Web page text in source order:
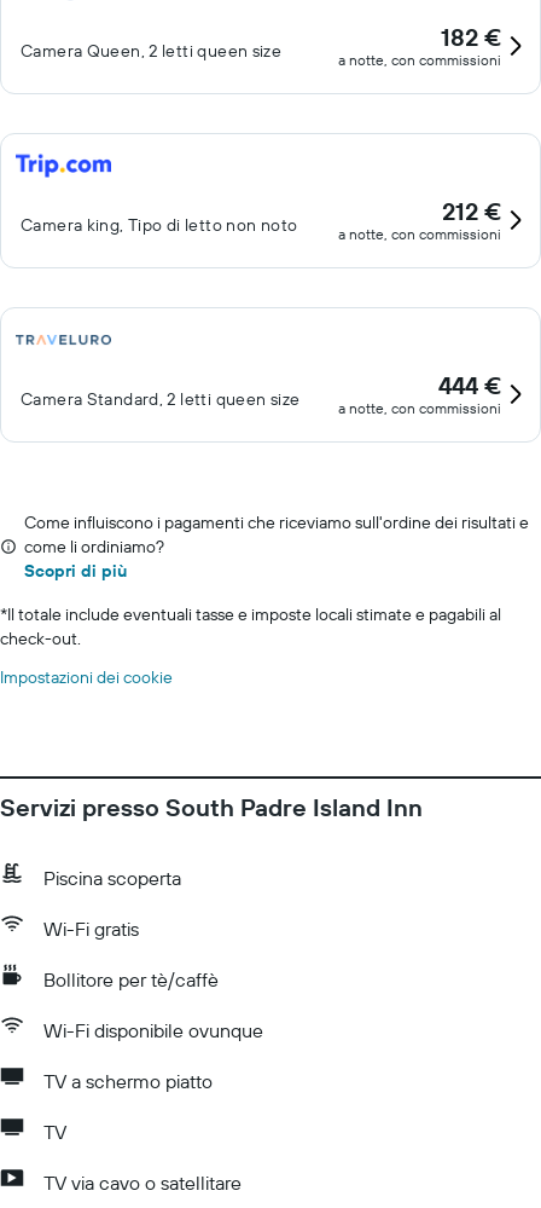
Camera Queen, 2 letti queen size 182 €
a notte, con commissioni
Camera king, Tipo di letto non noto 212 €
a notte, con commissioni
Camera Standard, 2 letti queen size 444 €
a notte, con commissioni
Come influiscono i pagamenti che riceviamo sull'ordine dei risultati e
come li ordiniamo?
Scopri di più
*Il totale include eventuali tasse e imposte locali stimate e pagabili al
check-out.
Impostazioni dei cookie
Servizi presso South Padre Island Inn
Piscina scoperta
Wi-Fi gratis
Bollitore per tè/caffè
Wi-Fi disponibile ovunque
TV a schermo piatto
TV
TV via cavo o satellitare